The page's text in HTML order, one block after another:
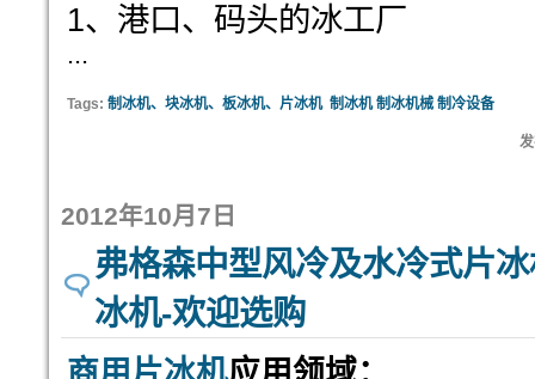
1、港口、码头的冰工厂
...
Tags: 制冰机、块冰机、板冰机、片冰机 制冰机 制冰机械 制冷设备
2012年10月7日
弗格森中型风冷及水冷式片
冰机-欢迎选购